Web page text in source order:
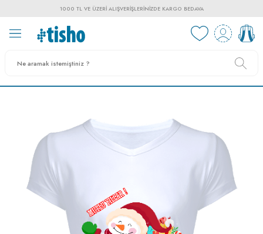
1000 TL VE ÜZERI ALIŞVERIŞLERINIZDE KARGO BEDAVA